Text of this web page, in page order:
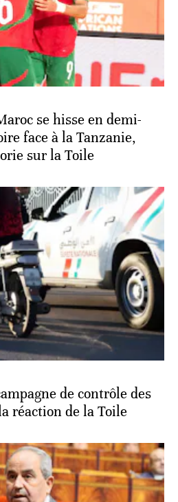
se hisse en demi-
face à la Tanzanie,
sur la Toile
de contrôle des
réaction de la Toile